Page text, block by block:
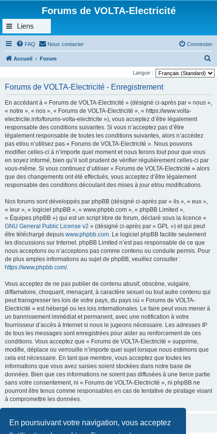
En poursuivant votre navigation, vous acceptez
Forums de VOLTA-Electricité
Liens
FAQ Nous contacter Connexion
Accueil Forum
e
e
Langue :
Forums de VOLTA-Electricité - Enregistrement
En accédant à « Forums de VOLTA-Electricité » (désigné ci-après par « nous »,
« notre », « nos », « Forums de VOLTA-Electricité », « https://www.volta-
electricite.info/forums-volta-electricite »), vous acceptez d’être légalement
responsable des conditions suivantes. Si vous n’acceptez pas d’être
légalement responsable de toutes les conditions suivantes, alors n’accédez
pas et/ou n’utilisez pas « Forums de VOLTA-Electricité ». Nous pouvons
modifier celles-ci à n’importe quel moment et nous ferons tout pour que vous
en soyez informé, bien qu’il soit prudent de vérifier régulièrement celles-ci par
vous-même. Si vous continuez d’utiliser « Forums de VOLTA-Electricité » alors
que des changements ont été effectués, vous acceptez d’être légalement
responsable des conditions découlant des mises à jour et/ou modifications.
Nos forums sont développés par phpBB (désigné ci-après par « ils », « eux »,
« leur », « logiciel phpBB », « www.phpbb.com », « phpBB Limited »,
« Équipes phpBB ») qui est un script libre de forum, déclaré sous la licence «
GNU General Public License v2 » (désigné ci-après par « GPL ») et qui peut
être téléchargé depuis www.phpbb.com. Le logiciel phpBB facilite seulement
les discussions sur Internet. phpBB Limited n’est pas responsable de ce que
nous acceptons ou n’acceptons pas comme contenu ou conduite permis. Pour
de plus amples informations au sujet de phpBB, veuillez consulter :
https://www.phpbb.com/.
Vous acceptez de ne pas publier de contenu abusif, obscène, vulgaire,
diffamatoire, choquant, menaçant, à caractère sexuel ou tout autre contenu qui
peut transgresser les lois de votre pays, du pays où « Forums de VOLTA-
Electricité » est hébergé ou les lois internationales. Le faire peut vous mener à
un bannissement immédiat et permanent, avec une notification à votre
fournisseur d’accès à Internet si nous le jugeons nécessaire. Les adresses IP
de tous les messages sont enregistrées pour aider au renforcement de ces
conditions. Vous acceptez que « Forums de VOLTA-Electricité » supprime,
modifie, déplace ou verrouille n’importe quel sujet lorsque nous estimons que
cela est nécessaire. En tant que membre, vous acceptez que toutes les
informations que vous avez saisies soient stockées dans notre base de
données. Bien que ces informations ne soient pas diffusées à une tierce partie
sans votre consentement, ni « Forums de VOLTA-Electricité », ni phpBB ne
pourront être tenus comme responsables en cas de tentative de piratage visant
à compromettre les données.